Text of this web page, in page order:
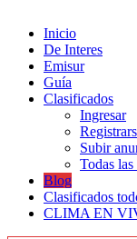
Inicio
De Interes
Emisur
Guía
Clasificados
Ingresar
Subir
Todas
Blog
Clasificados
CLIMA EN